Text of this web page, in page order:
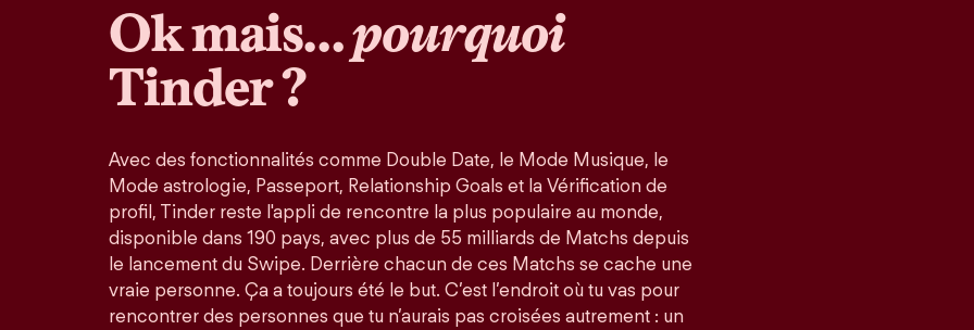
Ok mais…pourquoi
Tinder ?
Avec des fonctionnalités comme Double Date, le Mode Musique, le
Mode astrologie, Passeport, Relationship Goals et la Vérification de
profil, Tinder reste l'appli de rencontre la plus populaire au monde,
disponible dans 190 pays, avec plus de 55 milliards de Matchs depuis
le lancement du Swipe. Derrière chacun de ces Matchs se cache une
vraie personne. Ça a toujours été le but. C’est l’endroit où tu vas pour
rencontrer des personnes que tu n’aurais pas croisées autrement : un